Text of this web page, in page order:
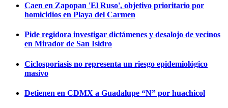
Caen en Zapopan 'El Ruso', objetivo prioritario por
homicidios en Playa del Carmen
Pide regidora investigar dictámenes y desalojo de vecinos
en Mirador de San Isidro
Ciclosporiasis no representa un riesgo epidemiológico
masivo
Detienen en CDMX a Guadalupe “N” por huachicol